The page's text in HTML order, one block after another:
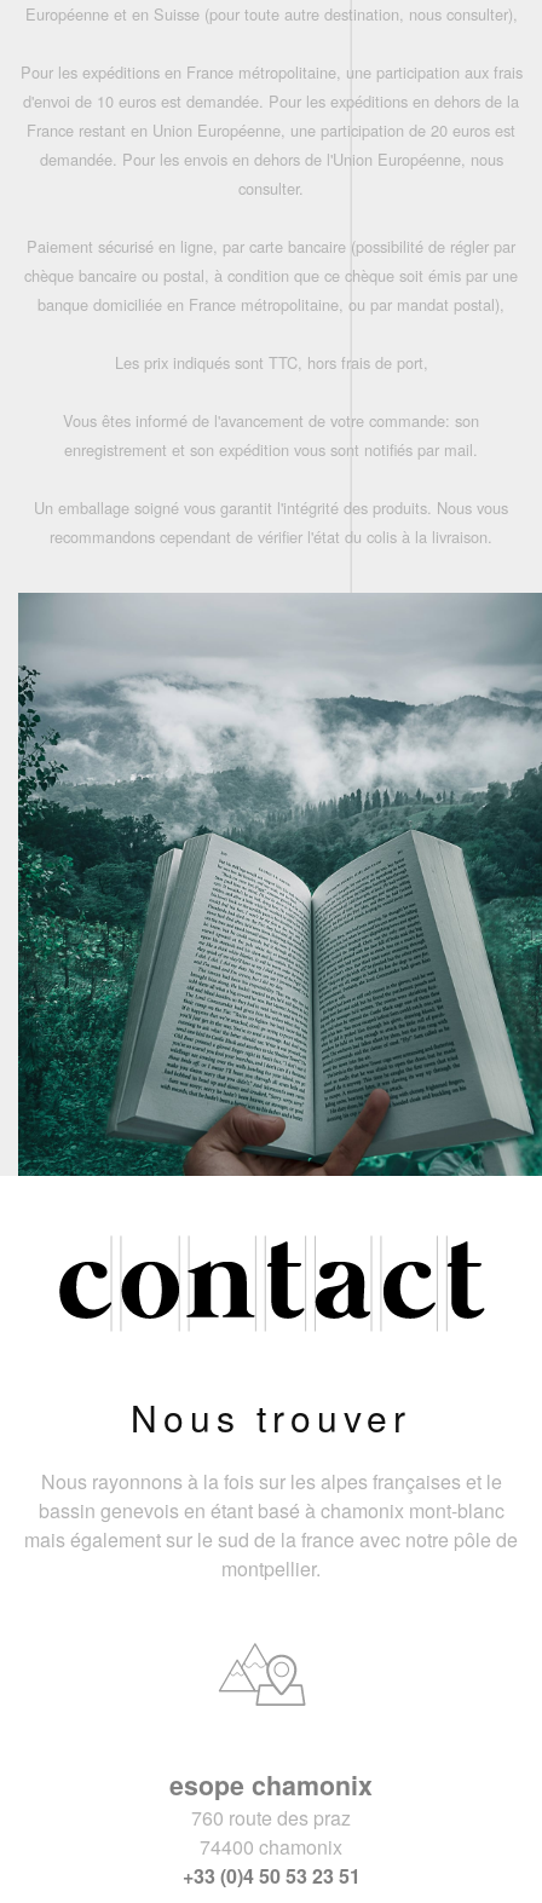
Européenne et en Suisse (pour toute autre destination, nous consulter),
Pour les expéditions en France métropolitaine, une participation aux frais
d'envoi de 10 euros est demandée. Pour les expéditions en dehors de la
France restant en Union Européenne, une participation de 20 euros est
demandée. Pour les envois en dehors de l'Union Européenne, nous
consulter.
Paiement sécurisé en ligne, par carte bancaire (possibilité de régler par
chèque bancaire ou postal, à condition que ce chèque soit émis par une
banque domiciliée en France métropolitaine, ou par mandat postal),
Les prix indiqués sont TTC, hors frais de port,
Vous êtes informé de l'avancement de votre commande: son
enregistrement et son expédition vous sont notifiés par mail.
Un emballage soigné vous garantit l'intégrité des produits. Nous vous
recommandons cependant de vérifier l'état du colis à la livraison.
Nous trouver
Nous rayonnons à la fois sur les alpes françaises et le
bassin genevois en étant basé à chamonix mont-blanc
mais également sur le sud de la france avec notre pôle de
montpellier.
esope chamonix
760 route des praz
74400 chamonix
+33 (0)4 50 53 23 51